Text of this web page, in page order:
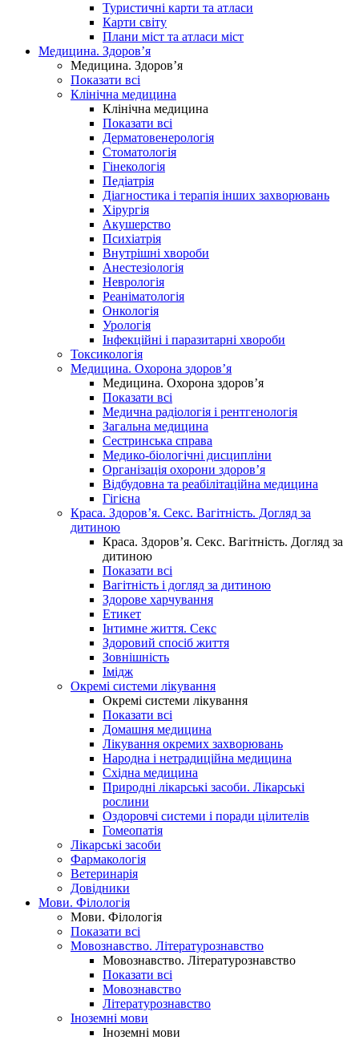
Туристичні карти та атласи
Карти світу
Плани міст та атласи міст
Медицина. Здоров’я
Медицина. Здоров’я
Показати всі
Клінічна медицина
Клінічна медицина
Показати всі
Дерматовенерологія
Стоматологія
Гінекологія
Педіатрія
Діагностика і терапія інших захворювань
Хірургія
Акушерство
Психіатрія
Внутрішні хвороби
Анестезіологія
Неврологія
Реаніматологія
Онкологія
Урологія
Інфекційні і паразитарні хвороби
Токсикологія
Медицина. Охорона здоров’я
Медицина. Охорона здоров’я
Показати всі
Медична радіологія і рентгенологія
Загальна медицина
Сестринська справа
Медико-біологічні дисципліни
Організація охорони здоров’я
Відбудовна та реабілітаційна медицина
Гігієна
Краса. Здоров’я. Секс. Вагітність. Догляд за
дитиною
Краса. Здоров’я. Секс. Вагітність. Догляд за
дитиною
Показати всі
Вагітність і догляд за дитиною
Здорове харчування
Етикет
Інтимне життя. Секс
Здоровий спосіб життя
Зовнішність
Імідж
Окремі системи лікування
Окремі системи лікування
Показати всі
Домашня медицина
Лікування окремих захворювань
Народна і нетрадиційна медицина
Східна медицина
Природні лікарські засоби. Лікарські
рослини
Оздоровчі системи і поради цілителів
Гомеопатія
Лікарські засоби
Фармакологія
Ветеринарія
Довідники
Мови. Філологія
Мови. Філологія
Показати всі
Мовознавство. Літературознавство
Мовознавство. Літературознавство
Показати всі
Мовознавство
Літературознавство
Іноземні мови
Іноземні мови